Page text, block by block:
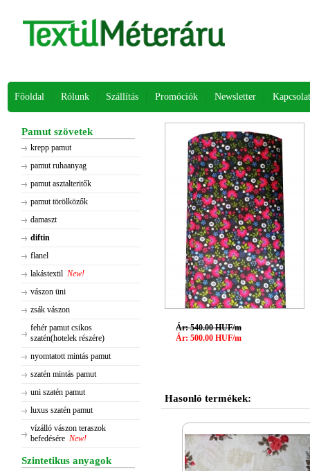
Főoldal Rólunk Szállítás Promóciók Newsletter Kapcsolat
Pamut szövetek
krepp pamut
pamut ruhaanyag
pamut asztalteritők
pamut törölközők
damaszt
diftin
flanel
lakástextil New!
vászon üni
zsák vászon
fehér pamut csikos
szatén(hotelek részére)
nyomtatott mintás pamut
szatén mintás pamut
uni szatén pamut
luxus szatén pamut
vízálló vászon teraszok
befedésére New!
Szintetikus anyagok
Ár: 540.00 HUF/m
Ár: 500.00 HUF/m
Hasonló termékek: